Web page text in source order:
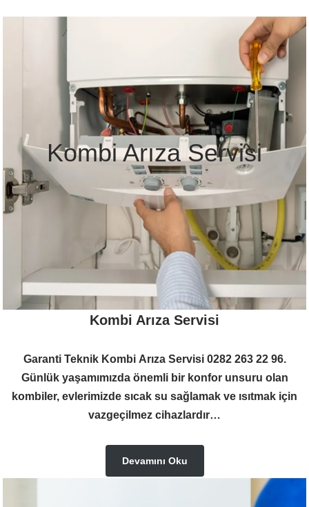
Kombi Arıza Servisi
Kombi Arıza Servisi
Garanti Teknik Kombi Arıza Servisi 0282 263 22 96.
Günlük yaşamımızda önemli bir konfor unsuru olan
kombiler, evlerimizde sıcak su sağlamak ve ısıtmak için
vazgeçilmez cihazlardır…
Devamını Oku